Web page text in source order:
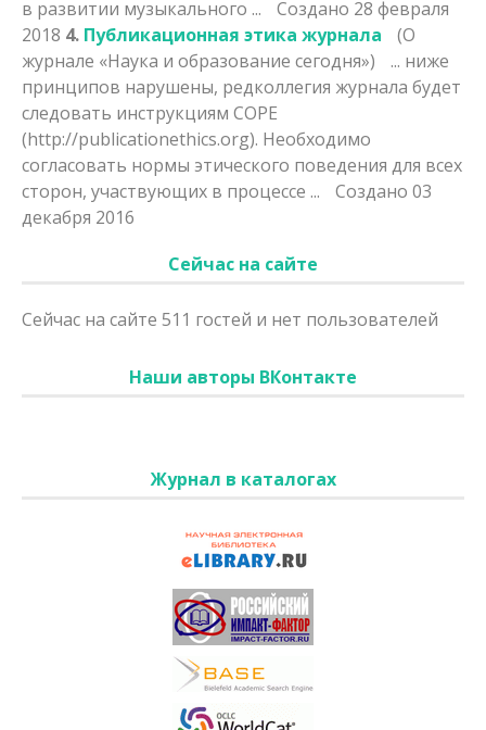
в развитии музыкального ...
Создано 28 февраля
2018 4. Публикационная этика журнала
(О
журнале «Наука и образование сегодня»)
... ниже
принципов нарушены, редколлегия журнала будет
следовать инструкциям COPE
(http://publicationethics.org). Необходимо
согласовать нормы этического поведения для всех
сторон, участвующих в процессе ...
Создано 03
декабря 2016
Сейчас на сайте
Сейчас на сайте 511 гостей и нет пользователей
Наши авторы ВКонтакте
Журнал в каталогах